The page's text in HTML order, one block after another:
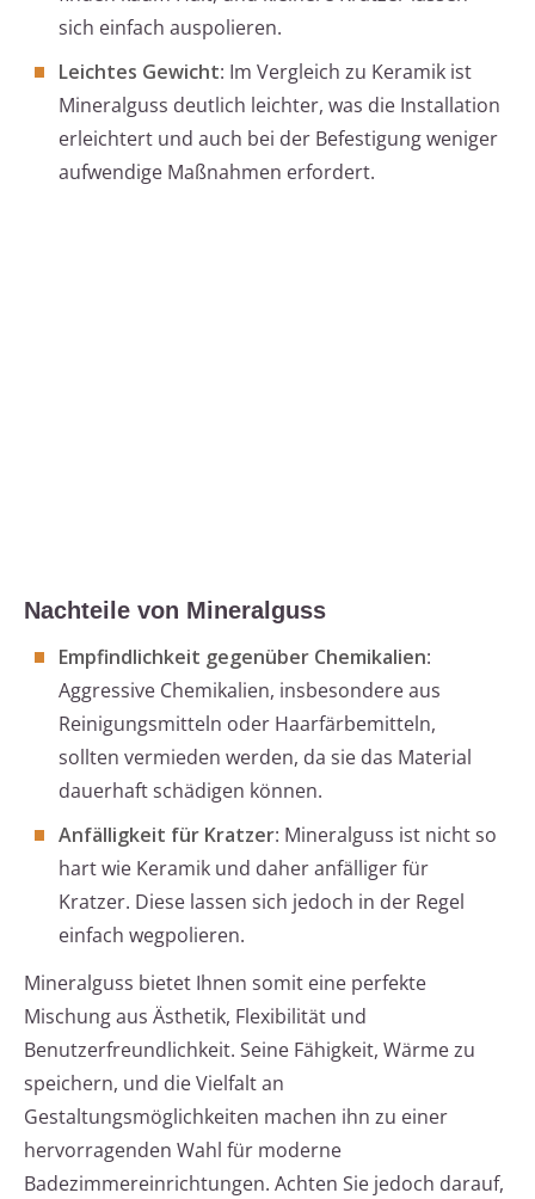
sich einfach auspolieren.
Leichtes Gewicht: Im Vergleich zu Keramik ist
Mineralguss deutlich leichter, was die Installation
erleichtert und auch bei der Befestigung weniger
aufwendige Maßnahmen erfordert.
Nachteile von Mineralguss
Empfindlichkeit gegenüber Chemikalien:
Aggressive Chemikalien, insbesondere aus
Reinigungsmitteln oder Haarfärbemitteln,
sollten vermieden werden, da sie das Material
dauerhaft schädigen können.
Anfälligkeit für Kratzer: Mineralguss ist nicht so
hart wie Keramik und daher anfälliger für
Kratzer. Diese lassen sich jedoch in der Regel
einfach wegpolieren.
Mineralguss bietet Ihnen somit eine perfekte
Mischung aus Ästhetik, Flexibilität und
Benutzerfreundlichkeit. Seine Fähigkeit, Wärme zu
speichern, und die Vielfalt an
Gestaltungsmöglichkeiten machen ihn zu einer
hervorragenden Wahl für moderne
Badezimmereinrichtungen. Achten Sie jedoch darauf,